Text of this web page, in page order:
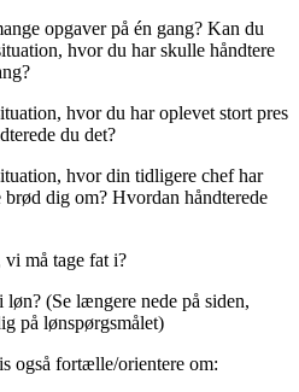
opgaver på én gang? Kan du
hvor du har skulle håndtere
hvor du har oplevet stort pres
du det?
hvor din tidligere chef har
dig om? Hvordan håndterede
vi må tage fat i?
(Se længere nede på siden,
på lønspørgsmålet)
også fortælle/orientere om: